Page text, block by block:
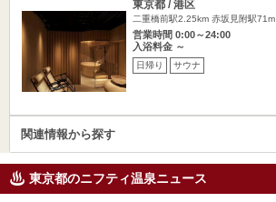
東京都 / 港区
二重橋前駅2.25km 赤坂見附駅71m
営業時間 0:00～24:00
入浴料金 ～
日帰り サウナ
関連情報から探す
東京都のニフティ温泉ニュース